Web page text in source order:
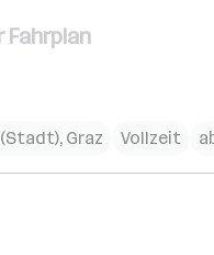
, Graz Vollzeit